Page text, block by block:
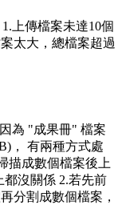
上傳檔案未達10個
太大，總檔案超過
為 "成果冊" 檔案
， 有兩種方式處
描成數個檔案後上
沒關係 2.若先前
分割成數個檔案，